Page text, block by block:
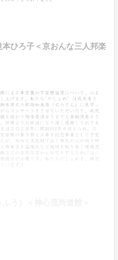
ひろ子＜京おんな三人邦楽